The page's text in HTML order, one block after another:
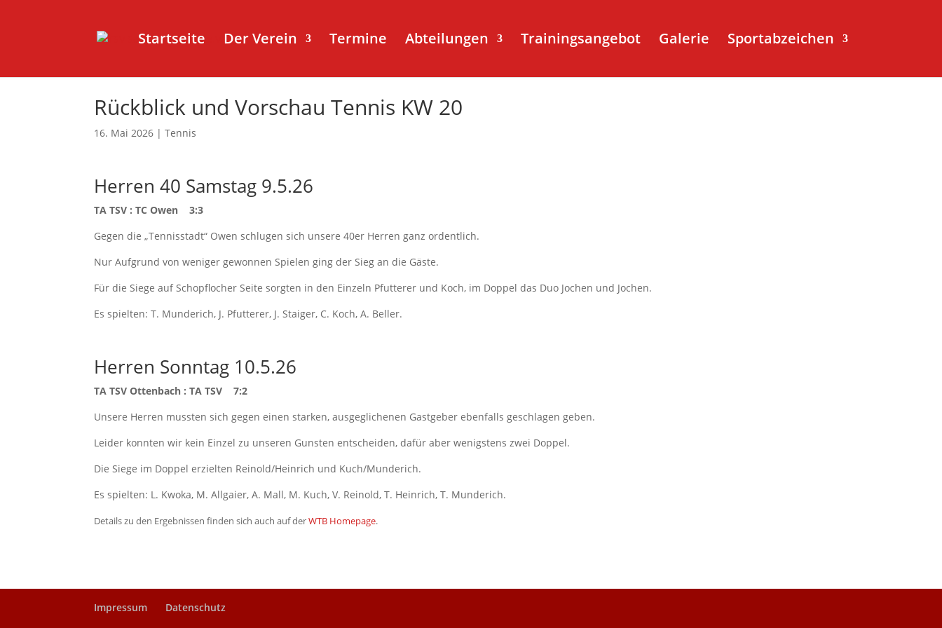
Startseite Der Verein Termine Abteilungen Trainingsangebot Galerie Sportabzeichen
Rückblick und Vorschau Tennis KW 20
16. Mai 2026 |Tennis
Herren 40 Samstag 9.5.26
TA TSV : TC Owen 3:3
Gegen die „Tennisstadt“ Owen schlugen sich unsere 40er Herren ganz ordentlich.
Nur Aufgrund von weniger gewonnen Spielen ging der Sieg an die Gäste.
Für die Siege auf Schopflocher Seite sorgten in den Einzeln Pfutterer und Koch, im Doppel das Duo Jochen und Jochen.
Es spielten: T. Munderich, J. Pfutterer, J. Staiger, C. Koch, A. Beller.
Herren Sonntag 10.5.26
TA TSV Ottenbach : TA TSV 7:2
Unsere Herren mussten sich gegen einen starken, ausgeglichenen Gastgeber ebenfalls geschlagen geben.
Leider konnten wir kein Einzel zu unseren Gunsten entscheiden, dafür aber wenigstens zwei Doppel.
Die Siege im Doppel erzielten Reinold/Heinrich und Kuch/Munderich.
Es spielten: L. Kwoka, M. Allgaier, A. Mall, M. Kuch, V. Reinold, T. Heinrich, T. Munderich.
Details zu den Ergebnissen finden sich auch auf derWTB Homepage.
Impressum Datenschutz